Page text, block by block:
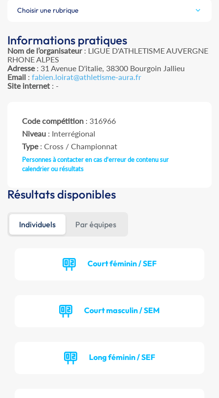
Choisir une rubrique
Informations pratiques
Nom de l’organisateur: LIGUE D'ATHLETISME AUVERGNE
RHONE ALPES
Adresse: 31 Avenue D'italie, 38300 Bourgoin Jallieu
Email : fabien.loirat@athletisme-aura.fr
Site internet : -
Code compétition : 316966
Niveau : Interrégional
Type: Cross / Championnat
Personnes à contacter en cas d'erreur de contenu sur
calendrier ou résultats
Résultats disponibles
Individuels Par équipes
Court féminin / SEF
Court masculin / SEM
Long féminin / SEF